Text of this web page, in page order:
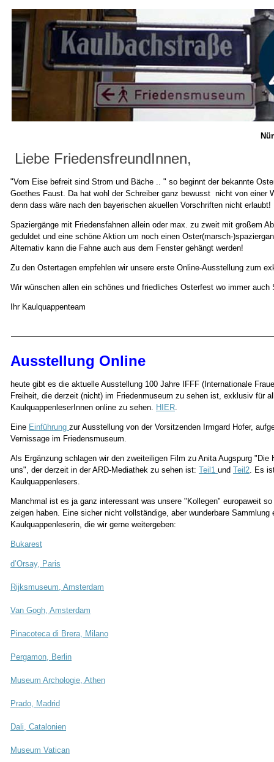
Liebe FriedensfreundInnen,
"Vom Eise befreit sind Strom und Bäche .. " so beginnt der bekannte
Goethes Faust. Da hat wohl der Schreiber ganz bewusst nicht von einer
denn dass wäre nach den bayerischen akuellen Vorschriften nicht erlaubt!
Spaziergänge mit Friedensfahnen allein oder max. zu zweit mit großem
geduldet und eine schöne Aktion um noch einen Oster(marsch-
Alternativ kann die Fahne auch aus dem Fenster gehängt werden!
Zu den Ostertagen empfehlen wir unsere erste Online-Ausstellung zum
Wir wünschen allen ein schönes und friedliches Osterfest wo immer auch
Ihr Kaulquappenteam
Ausstellung Online
heute gibt es die aktuelle Ausstellung 100 Jahre IFFF (Internationale
Freiheit, die derzeit (nicht) im Friedenmuseum zu sehen ist, exklusiv für
KaulquappenleserInnen online zu sehen. HIER.
Eine Einführung zur Ausstellung von der Vorsitzenden Irmgard Hofer,
Vernissage im Friedensmuseum.
Als Ergänzung schlagen wir den zweiteiligen Film zu Anita Augspurg "Die
uns", der derzeit in der ARD-Mediathek zu sehen ist: Teil1 und Teil2. Es
Kaulquappenlesers.
Manchmal ist es ja ganz interessant was unsere "Kollegen" europaweit
zeigen haben. Eine sicher nicht vollständige, aber wunderbare Sammlung
Kaulquappenleserin, die wir gerne weitergeben:
Bukarest
d’Orsay, Paris
Rijksmuseum, Amsterdam
Van Gogh, Amsterdam
Pinacoteca di Brera, Milano
Pergamon, Berlin
Museum Archologie, Athen
Prado, Madrid
Dali, Catalonien
Museum Vatican